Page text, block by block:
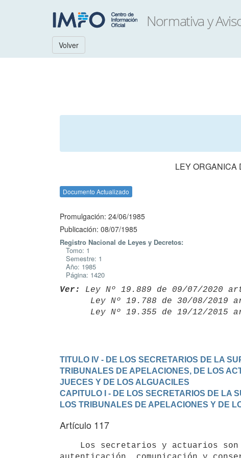
Volver
LEY ORGANICA
Documento Actualizado
Promulgación: 24/06/1985
Publicación: 08/07/1985
Registro Nacional de Leyes y Decretos:
Tomo: 1
Semestre: 1
Año: 1985
Página: 1420
Ver: Ley Nº 19.889 de 09/07/2020
Ley Nº 19.788 de 30/08/2019
Ley Nº 19.355 de 19/12/2015
TITULO IV - DE LOS SECRETARIOS DE LA
TRIBUNALES DE APELACIONES, DE LOS
JUECES Y DE LOS ALGUACILES
CAPITULO I - DE LOS SECRETARIOS DE LA
LOS TRIBUNALES DE APELACIONES Y DE
Artículo 117